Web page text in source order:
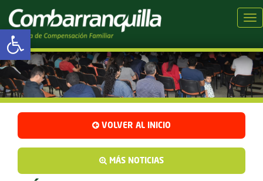
Abrir barra de herramientas
VOLVER AL INICIO
MÁS NOTICIAS